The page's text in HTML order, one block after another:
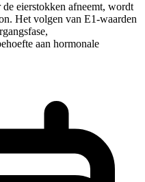
eierstokken afneemt, wordt
Het volgen van E1-waarden
aan hormonale